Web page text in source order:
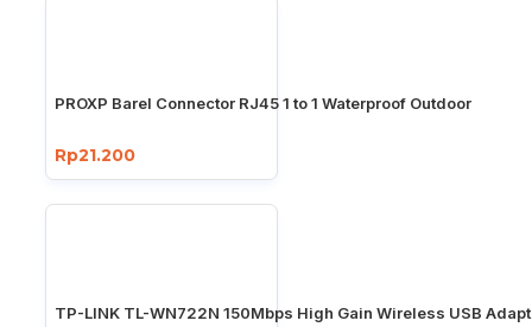
PROXP Barel Connector RJ45 1 to 1 Waterproof Outdoor
Rp21.200
TP-LINK TL-WN722N 150Mbps High Gain Wireless USB